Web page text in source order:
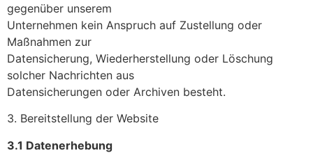
gegenüber unserem
Unternehmen kein Anspruch auf Zustellung oder
Maßnahmen zur
Datensicherung, Wiederherstellung oder Löschung
solcher Nachrichten aus
Datensicherungen oder Archiven besteht.
3. Bereitstellung der Website
3.1 Datenerhebung